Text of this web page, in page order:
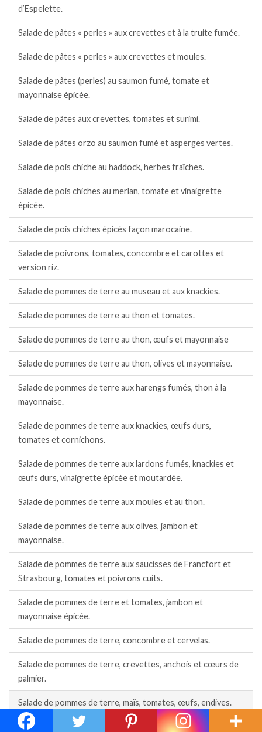
d’Espelette.
Salade de pâtes « perles » aux crevettes et à la truite fumée.
Salade de pâtes « perles » aux crevettes et moules.
Salade de pâtes (perles) au saumon fumé, tomate et
mayonnaise épicée.
Salade de pâtes aux crevettes, tomates et surimi.
Salade de pâtes orzo au saumon fumé et asperges vertes.
Salade de pois chiche au haddock, herbes fraîches.
Salade de pois chiches au merlan, tomate et vinaigrette
épicée.
Salade de pois chiches épicés façon marocaine.
Salade de poivrons, tomates, concombre et carottes et
version riz.
Salade de pommes de terre au museau et aux knackies.
Salade de pommes de terre au thon et tomates.
Salade de pommes de terre au thon, œufs et mayonnaise
Salade de pommes de terre au thon, olives et mayonnaise.
Salade de pommes de terre aux harengs fumés, thon à la
mayonnaise.
Salade de pommes de terre aux knackies, œufs durs,
tomates et cornichons.
Salade de pommes de terre aux lardons fumés, knackies et
œufs durs, vinaigrette épicée et moutardée.
Salade de pommes de terre aux moules et au thon.
Salade de pommes de terre aux olives, jambon et
mayonnaise.
Salade de pommes de terre aux saucisses de Francfort et
Strasbourg, tomates et poivrons cuits.
Salade de pommes de terre et tomates, jambon et
mayonnaise épicée.
Salade de pommes de terre, concombre et cervelas.
Salade de pommes de terre, crevettes, anchois et cœurs de
palmier.
Salade de pommes de terre, maïs, tomates, œufs, endives.
Salade de pommes de terre, tomates et dinde.